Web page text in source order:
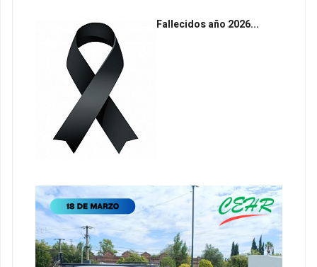
Fallecidos año 2026...